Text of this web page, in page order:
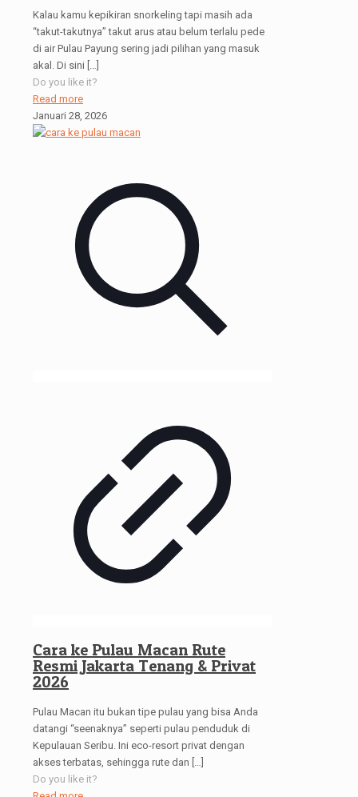
Kalau kamu kepikiran snorkeling tapi masih ada
“takut-takutnya” takut arus atau belum terlalu pede
di air Pulau Payung sering jadi pilihan yang masuk
akal. Di sini […]
Do you like it?
Read more
Januari 28, 2026
Cara ke Pulau Macan Rute
Resmi Jakarta Tenang & Privat
2026
Pulau Macan itu bukan tipe pulau yang bisa Anda
datangi “seenaknya” seperti pulau penduduk di
Kepulauan Seribu. Ini eco-resort privat dengan
akses terbatas, sehingga rute dan
Do you like it?